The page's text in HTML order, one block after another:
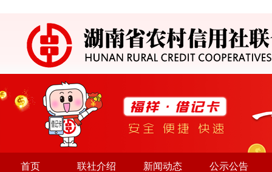
首页 联社介绍 新闻动态 公示公告